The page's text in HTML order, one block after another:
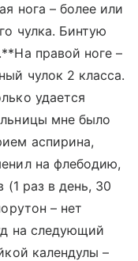
нога – более или
чулка. Бинтую
правой ноге –
чулок 2 класса.
удается
мне было
аспирина,
на флебодию,
(1 раз в день, 30
– нет
на следующий
календулы –